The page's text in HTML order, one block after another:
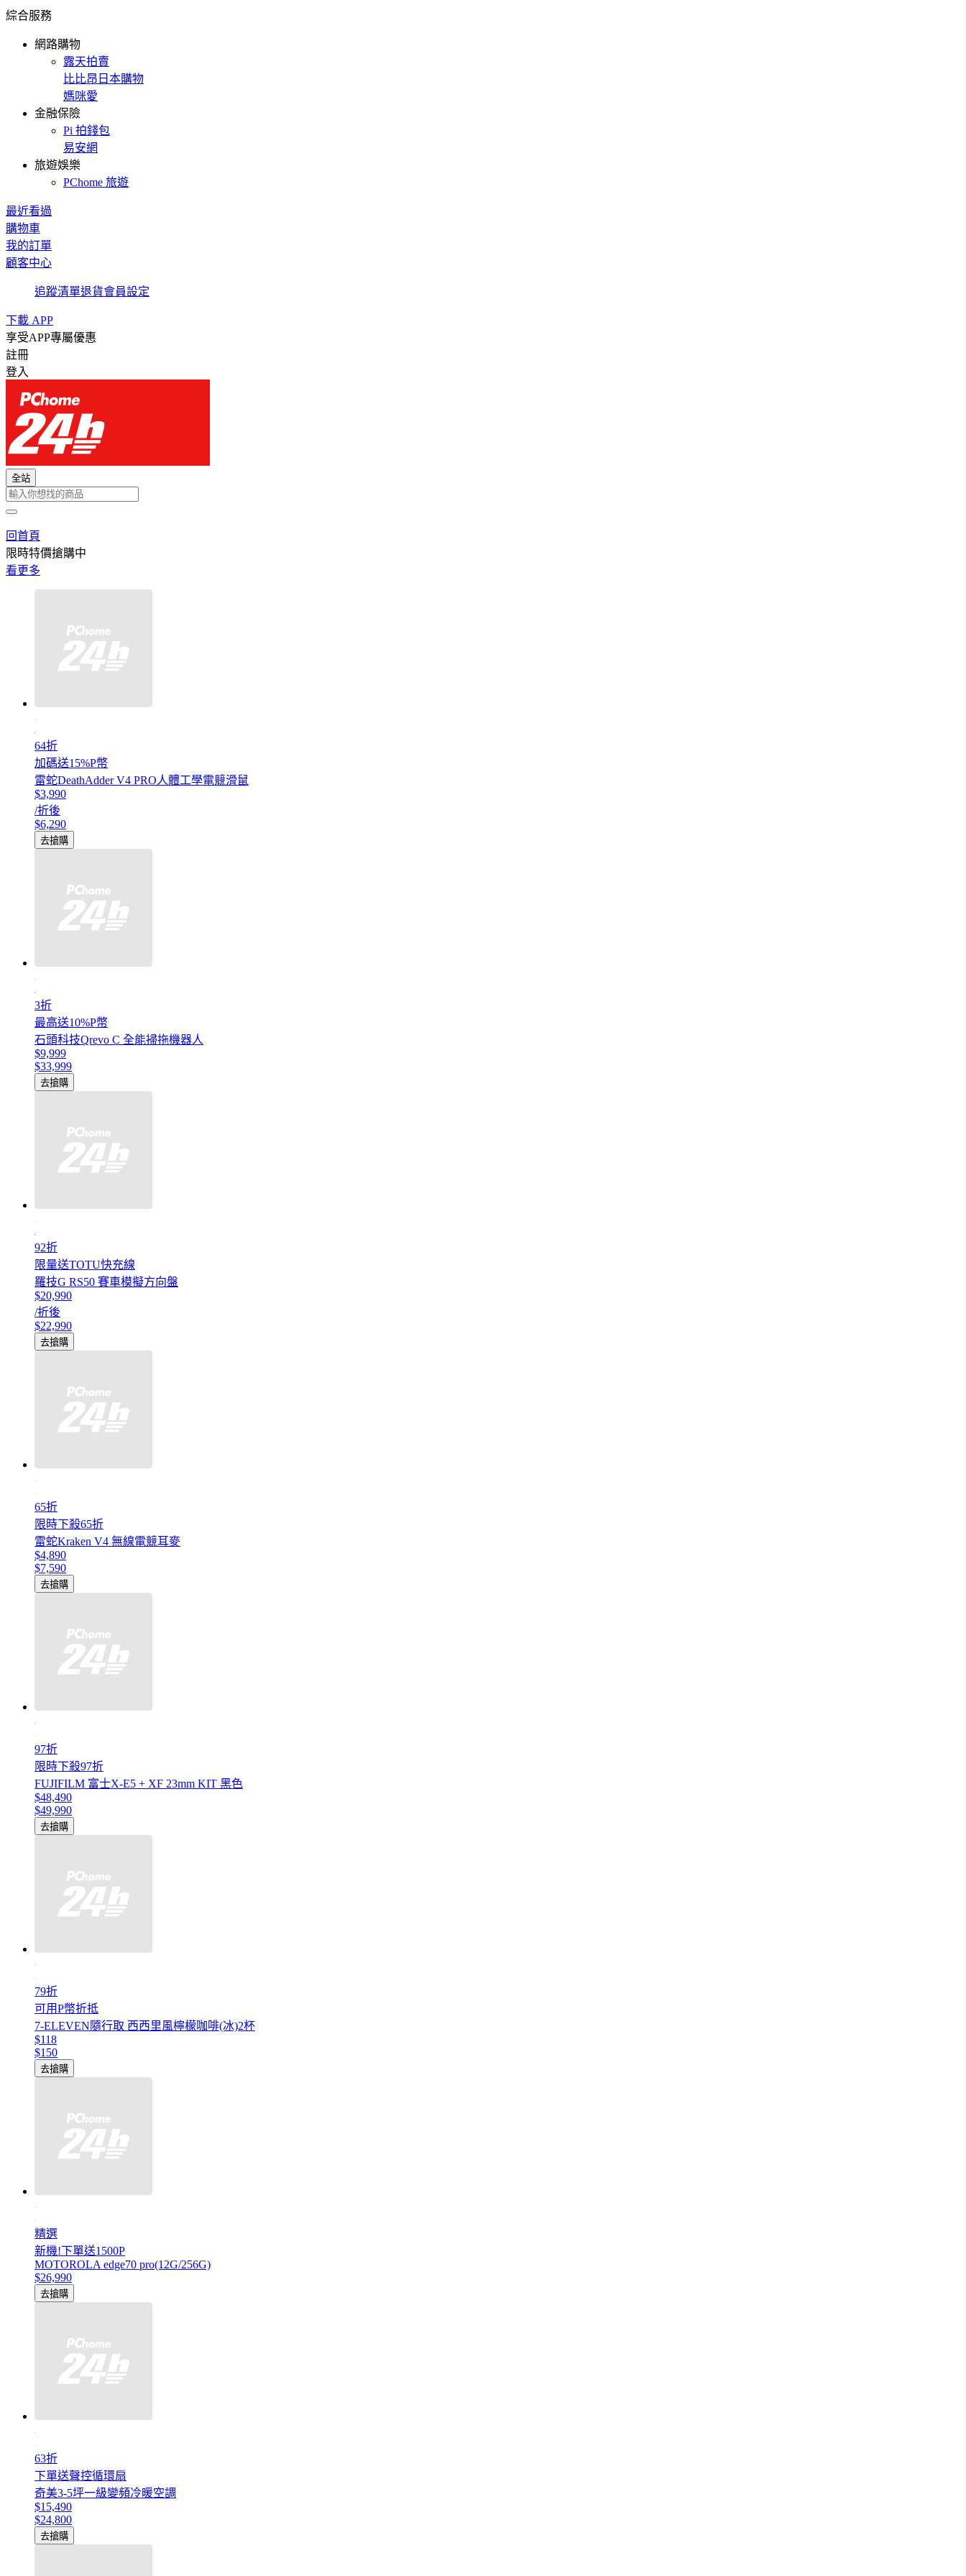
綜合服務
網路購物
露天拍賣
比比昂日本購物
媽咪愛
金融保險
Pi 拍錢包
易安網
旅遊娛樂
PChome 旅遊
最近看過
購物車
我的訂單
顧客中心
追蹤清單退貨會員設定
下載 APP
享受APP專屬優惠
註冊
登入
全站
回首頁
限時特價搶購中
看更多
64折
加碼送15%P幣
雷蛇DeathAdder V4 PRO人體工學電競滑鼠
$3,990
/折後
$6,290
去搶購
3折
最高送10%P幣
石頭科技Qrevo C 全能掃拖機器人
$9,999
$33,999
去搶購
92折
限量送TOTU快充線
羅技G RS50 賽車模擬方向盤
$20,990
/折後
$22,990
去搶購
65折
限時下殺65折
雷蛇Kraken V4 無線電競耳麥
$4,890
$7,590
去搶購
97折
限時下殺97折
FUJIFILM 富士X-E5 + XF 23mm KIT 黑色
$48,490
$49,990
去搶購
79折
可用P幣折抵
7-ELEVEN隨行取 西西里風檸檬咖啡(冰)2杯
$118
$150
去搶購
精選
新機!下單送1500P
MOTOROLA edge70 pro(12G/256G)
$26,990
去搶購
63折
下單送聲控循環扇
奇美3-5坪一級變頻冷暖空調
$15,490
$24,800
去搶購